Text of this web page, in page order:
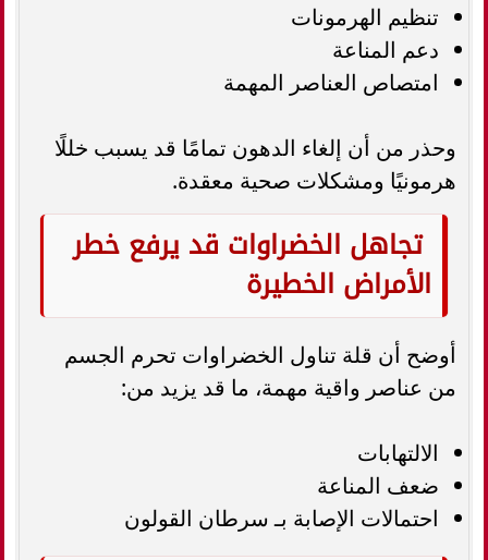
تنظيم الهرمونات
دعم المناعة
امتصاص العناصر المهمة
وحذر من أن إلغاء الدهون تمامًا قد يسبب خللًا
هرمونيًا ومشكلات صحية معقدة.
تجاهل الخضراوات قد يرفع خطر
الأمراض الخطيرة
أوضح أن قلة تناول الخضراوات تحرم الجسم
من عناصر واقية مهمة، ما قد يزيد من:
الالتهابات
ضعف المناعة
احتمالات الإصابة بـ سرطان القولون